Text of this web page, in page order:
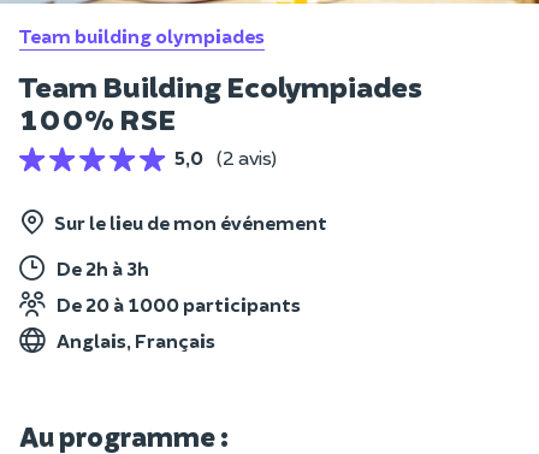
Team building olympiades
Team Building Ecolympiades
100% RSE
5,0 (2 avis)
Sur le lieu de mon événement
De 2h à 3h
De 20 à 1000 participants
Anglais, Français
Au programme :